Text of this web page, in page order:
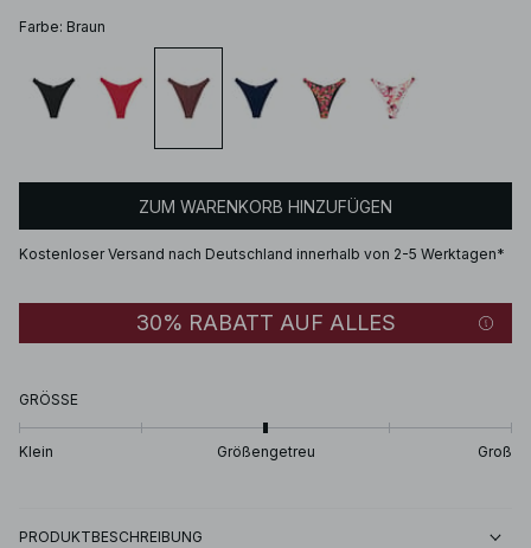
Farbe: Braun
ZUM WARENKORB HINZUFÜGEN
Kostenloser Versand nach Deutschland innerhalb von 2-5 Werktagen*
30% RABATT AUF ALLES
GRÖSSE
Klein Größengetreu Groß
PRODUKTBESCHREIBUNG